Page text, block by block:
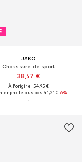
JAKO
Chaussure de sport
38,47 €
À l'origine : 54,95 €
prix le plus bas :41,21 €-6%